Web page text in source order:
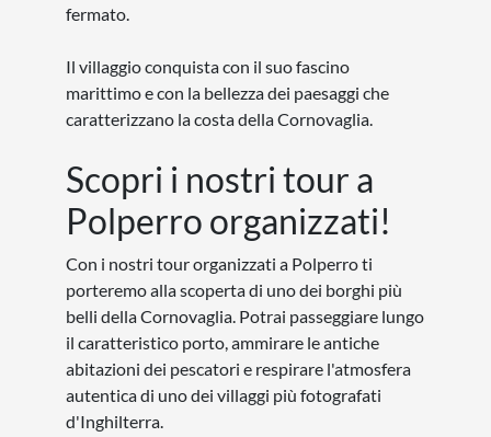
fermato.
Il villaggio conquista con il suo fascino
marittimo e con la bellezza dei paesaggi che
caratterizzano la costa della Cornovaglia.
Scopri i nostri tour a
Polperro organizzati!
Con i nostri tour organizzati a Polperro ti
porteremo alla scoperta di uno dei borghi più
belli della Cornovaglia. Potrai passeggiare lungo
il caratteristico porto, ammirare le antiche
abitazioni dei pescatori e respirare l'atmosfera
autentica di uno dei villaggi più fotografati
d'Inghilterra.